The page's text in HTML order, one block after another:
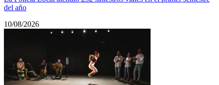
del año
10/08/2026